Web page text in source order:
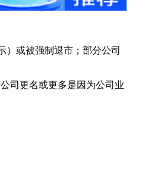
）或被强制退市；部分公司
司更名或更多是因为公司业